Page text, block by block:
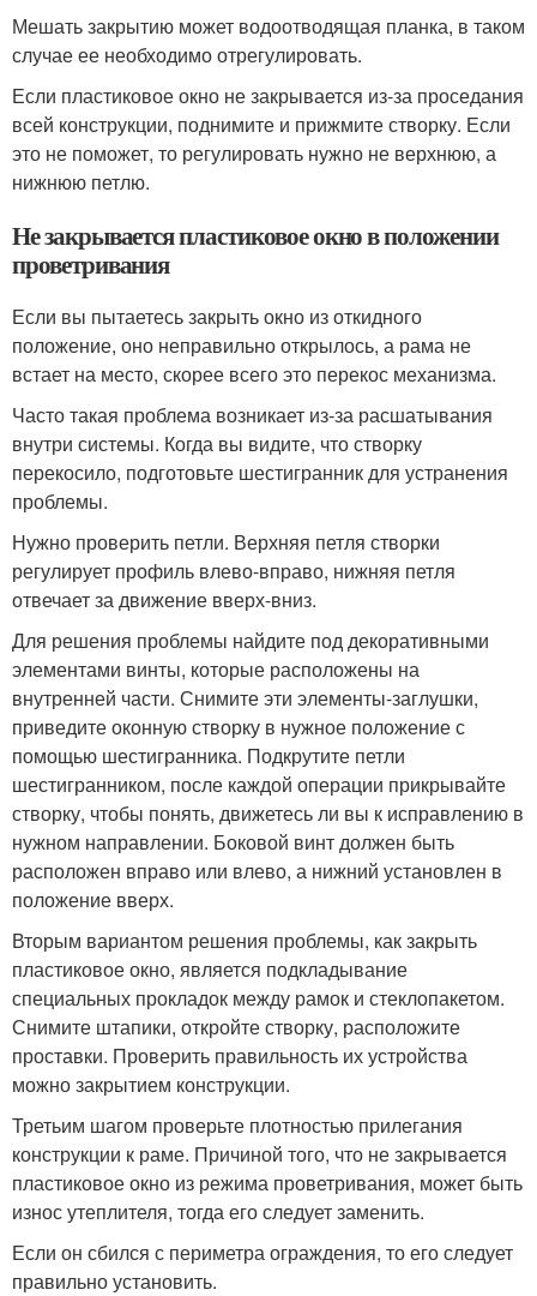
Мешать закрытию может водоотводящая планка, в таком
случае ее необходимо отрегулировать.
Если пластиковое окно не закрывается из-за проседания
всей конструкции, поднимите и прижмите створку. Если
это не поможет, то регулировать нужно не верхнюю, а
нижнюю петлю.
Не закрывается пластиковое окно в положении
проветривания
Если вы пытаетесь закрыть окно из откидного
положение, оно неправильно открылось, а рама не
встает на место, скорее всего это перекос механизма.
Часто такая проблема возникает из-за расшатывания
внутри системы. Когда вы видите, что створку
перекосило, подготовьте шестигранник для устранения
проблемы.
Нужно проверить петли. Верхняя петля створки
регулирует профиль влево-вправо, нижняя петля
отвечает за движение вверх-вниз.
Для решения проблемы найдите под декоративными
элементами винты, которые расположены на
внутренней части. Снимите эти элементы-заглушки,
приведите оконную створку в нужное положение с
помощью шестигранника. Подкрутите петли
шестигранником, после каждой операции прикрывайте
створку, чтобы понять, движетесь ли вы к исправлению в
нужном направлении. Боковой винт должен быть
расположен вправо или влево, а нижний установлен в
положение вверх.
Вторым вариантом решения проблемы, как закрыть
пластиковое окно, является подкладывание
специальных прокладок между рамок и стеклопакетом.
Снимите штапики, откройте створку, расположите
проставки. Проверить правильность их устройства
можно закрытием конструкции.
Третьим шагом проверьте плотностью прилегания
конструкции к раме. Причиной того, что не закрывается
пластиковое окно из режима проветривания, может быть
износ утеплителя, тогда его следует заменить.
Если он сбился с периметра ограждения, то его следует
правильно установить.